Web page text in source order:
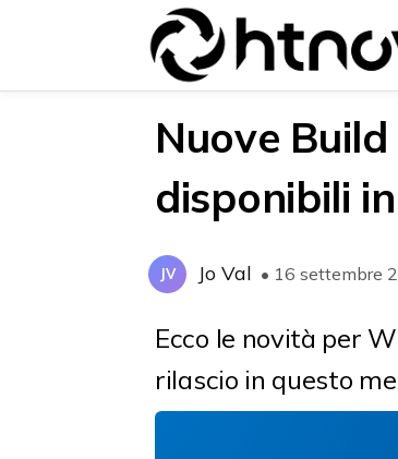
{{POSTS[0].LABEL}}
{{POSTS[0].LABEL}}
Nuove
disponibili
JV Jo Val • 16 settembre
Ecco le novità per
rilascio in questo